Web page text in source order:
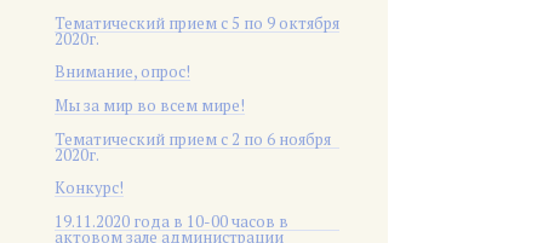
Тематический прием с 5 по 9 октября
2020г.
Внимание, опрос!
Мы за мир во всем мире!
Тематический прием с 2 по 6 ноября
2020г.
Конкурс!
19.11.2020 года в 10-00 часов в
актовом зале администрации